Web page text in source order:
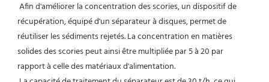
récupération, équipé d'un séparateur à disques, permet de
réutiliser les sédiments rejetés. La concentration en matières
solides des scories peut ainsi être multipliée par 5 à 20 par
rapport à celle des matériaux d'alimentation.